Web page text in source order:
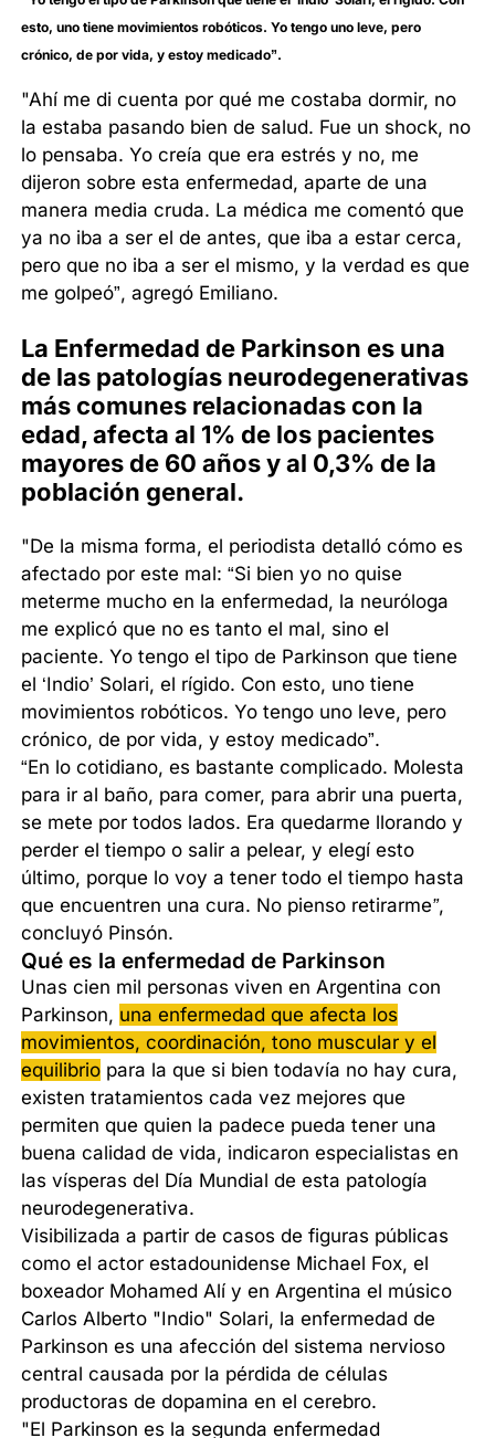
esto, uno tiene movimientos robóticos. Yo tengo uno leve, pero
crónico, de por vida, y estoy medicado”.
"Ahí me di cuenta por qué me costaba dormir, no
la estaba pasando bien de salud. Fue un shock, no
lo pensaba. Yo creía que era estrés y no, me
dijeron sobre esta enfermedad, aparte de una
manera media cruda. La médica me comentó que
ya no iba a ser el de antes, que iba a estar cerca,
pero que no iba a ser el mismo, y la verdad es que
me golpeó”, agregó Emiliano.
La Enfermedad de Parkinson es una
de las patologías neurodegenerativas
más comunes relacionadas con la
edad, afecta al 1% de los pacientes
mayores de 60 años y al 0,3% de la
población general.
"De la misma forma, el periodista detalló cómo es
afectado por este mal: “Si bien yo no quise
meterme mucho en la enfermedad, la neuróloga
me explicó que no es tanto el mal, sino el
paciente. Yo tengo el tipo de Parkinson que tiene
el ‘Indio’ Solari, el rígido. Con esto, uno tiene
movimientos robóticos. Yo tengo uno leve, pero
crónico, de por vida, y estoy medicado”.
“En lo cotidiano, es bastante complicado. Molesta
para ir al baño, para comer, para abrir una puerta,
se mete por todos lados. Era quedarme llorando y
perder el tiempo o salir a pelear, y elegí esto
último, porque lo voy a tener todo el tiempo hasta
que encuentren una cura. No pienso retirarme”,
concluyó Pinsón.
Qué es la enfermedad de Parkinson
Unas cien mil personas viven en Argentina con
Parkinson, una enfermedad que afecta los
movimientos, coordinación, tono muscular y el
equilibrio para la que si bien todavía no hay cura,
existen tratamientos cada vez mejores que
permiten que quien la padece pueda tener una
buena calidad de vida, indicaron especialistas en
las vísperas del Día Mundial de esta patología
neurodegenerativa.
Visibilizada a partir de casos de figuras públicas
como el actor estadounidense Michael Fox, el
boxeador Mohamed Alí y en Argentina el músico
Carlos Alberto "Indio" Solari, la enfermedad de
Parkinson es una afección del sistema nervioso
central causada por la pérdida de células
productoras de dopamina en el cerebro.
"El Parkinson es la segunda enfermedad